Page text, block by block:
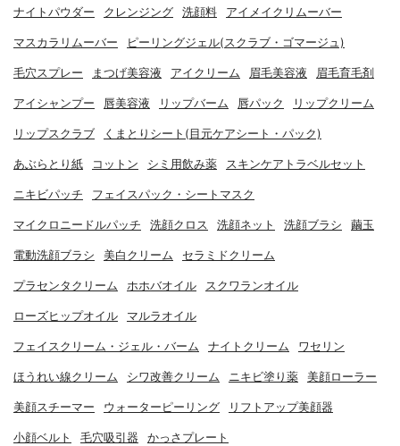
ナイトパウダー クレンジング 洗顔料 アイメイクリムーバー
マスカラリムーバー ピーリングジェル(スクラブ・ゴマージュ)
毛穴スプレー まつげ美容液 アイクリーム 眉毛美容液 眉毛育毛剤
アイシャンプー 唇美容液 リップバーム 唇パック リップクリーム
リップスクラブ くまとりシート(目元ケアシート・パック)
あぶらとり紙 コットン シミ用飲み薬 スキンケアトラベルセット
ニキビパッチ フェイスパック・シートマスク
マイクロニードルパッチ 洗顔クロス 洗顔ネット 洗顔ブラシ 繭玉
電動洗顔ブラシ 美白クリーム セラミドクリーム
プラセンタクリーム ホホバオイル スクワランオイル
ローズヒップオイル マルラオイル
フェイスクリーム・ジェル・バーム ナイトクリーム ワセリン
ほうれい線クリーム シワ改善クリーム ニキビ塗り薬 美顔ローラー
美顔スチーマー ウォーターピーリング リフトアップ美顔器
小顔ベルト 毛穴吸引器 かっさプレート